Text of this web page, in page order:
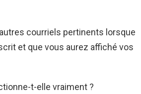
courriels pertinents lorsque
et que vous aurez affiché vos
t-elle vraiment ?